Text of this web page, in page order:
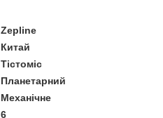
Zepline
Китай
Тістоміс
Планетарний
Механічне
6